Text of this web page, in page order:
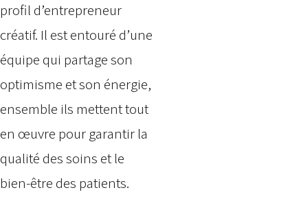
profil d’entrepreneur
créatif. Il est entouré d’une
équipe qui partage son
optimisme et son énergie,
ensemble ils mettent tout
en œuvre pour garantir la
qualité des soins et le
bien-être des patients.